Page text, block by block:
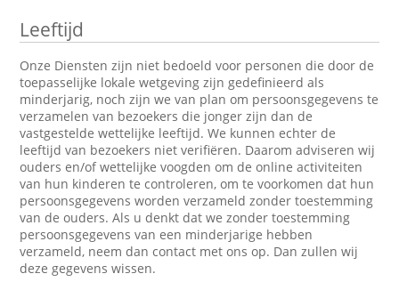
Leeftijd
Onze Diensten zijn niet bedoeld voor personen die door de
toepasselijke lokale wetgeving zijn gedefinieerd als
minderjarig, noch zijn we van plan om persoonsgegevens te
verzamelen van bezoekers die jonger zijn dan de
vastgestelde wettelijke leeftijd. We kunnen echter de
leeftijd van bezoekers niet verifiëren. Daarom adviseren wij
ouders en/of wettelijke voogden om de online activiteiten
van hun kinderen te controleren, om te voorkomen dat hun
persoonsgegevens worden verzameld zonder toestemming
van de ouders. Als u denkt dat we zonder toestemming
persoonsgegevens van een minderjarige hebben
verzameld, neem dan contact met ons op. Dan zullen wij
deze gegevens wissen.